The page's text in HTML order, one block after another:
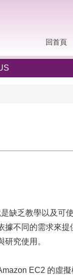
回首頁
缺乏教學以及可
據不同的需求來提
究使用。
EC2 的虛擬